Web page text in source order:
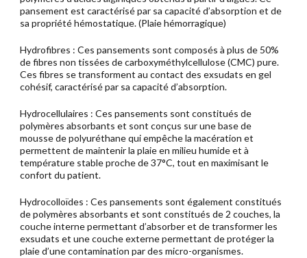
pansement est caractérisé par sa capacité d’absorption et de
sa propriété hémostatique. (Plaie hémorragique)
Hydrofibres : Ces pansements sont composés à plus de 50%
de fibres non tissées de carboxyméthylcellulose (CMC) pure.
Ces fibres se transforment au contact des exsudats en gel
cohésif, caractérisé par sa capacité d’absorption.
Hydrocellulaires : Ces pansements sont constitués de
polymères absorbants et sont conçus sur une base de
mousse de polyuréthane qui empêche la macération et
permettent de maintenir la plaie en milieu humide et à
température stable proche de 37°C, tout en maximisant le
confort du patient.
Hydrocolloïdes : Ces pansements sont également constitués
de polymères absorbants et sont constitués de 2 couches, la
couche interne permettant d’absorber et de transformer les
exsudats et une couche externe permettant de protéger la
plaie d’une contamination par des micro-organismes.